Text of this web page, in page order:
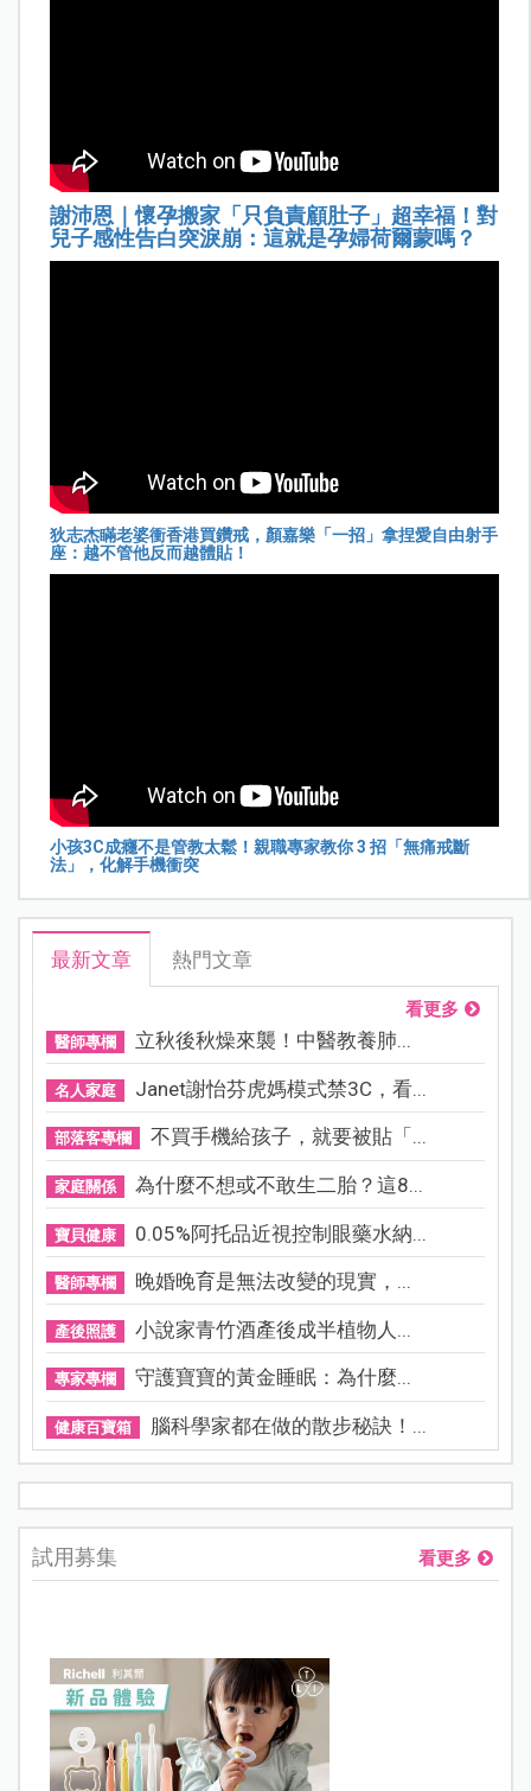
謝沛恩｜懷孕搬家「只負責顧肚子」超幸福！對
兒子感性告白突淚崩：這就是孕婦荷爾蒙嗎？
狄志杰瞞老婆衝香港買鑽戒，顏嘉樂「一招」拿捏愛自由射手
座：越不管他反而越體貼！
小孩3C成癮不是管教太鬆！親職專家教你 3 招「無痛戒斷
法」，化解手機衝突
最新文章 熱門文章
看更多
醫師專欄 立秋後秋燥來襲！中醫教養肺...
名人家庭 Janet謝怡芬虎媽模式禁3C，看...
部落客專欄 不買手機給孩子，就要被貼「...
家庭關係 為什麼不想或不敢生二胎？這8...
寶貝健康 0.05%阿托品近視控制眼藥水納...
醫師專欄 晚婚晚育是無法改變的現實，...
產後照護 小說家青竹酒產後成半植物人...
專家專欄 守護寶寶的黃金睡眠：為什麼...
健康百寶箱 腦科學家都在做的散步秘訣！...
試用募集 看更多